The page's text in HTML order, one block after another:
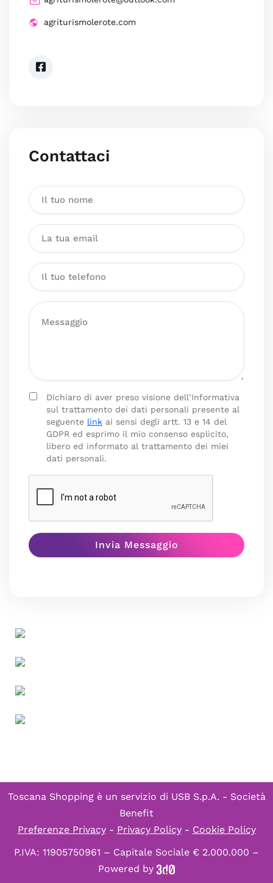
agriturismolerote.com
Contattaci
Dichiaro di aver preso visione dell’Informativa
sul trattamento dei dati personali presente al
seguente link ai sensi degli artt. 13 e 14 del
GDPR ed esprimo il mio consenso esplicito,
libero ed informato al trattamento dei miei
dati personali.
Toscana Shopping è un servizio di USB S.p.A. - Società
Benefit
Preferenze Privacy- Privacy Policy- Cookie Policy
P.IVA: 11905750961 – Capitale Sociale € 2.000.000 –
Powered by